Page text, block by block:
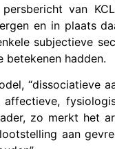
van
en in plaats
subjectieve
betekenen hadden.
“dissociatieve
zo merkt het
aan